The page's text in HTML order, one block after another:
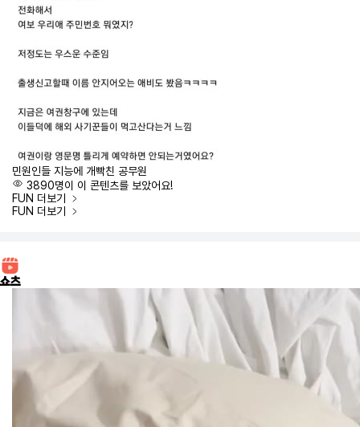
민원인들 지능에 개빡친 공무원
3890명이 이 콘텐츠를 보았어요!
FUN 더보기
FUN 더보기
쇼츠